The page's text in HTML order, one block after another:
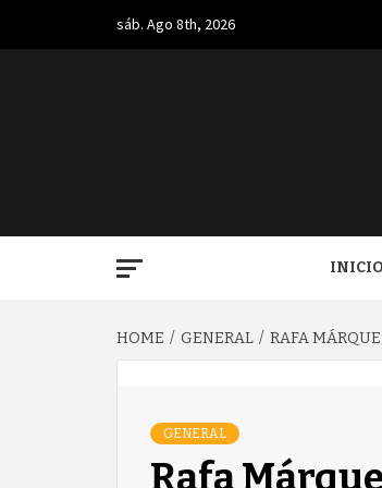
content
sáb. Ago 8th, 2026
INICIO
HOME GENERAL RAFA
GENERAL
Rafa